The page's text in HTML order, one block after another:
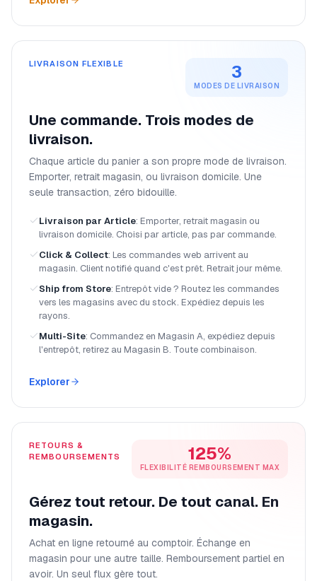
LIVRAISON FLEXIBLE 3
MODES DE LIVRAISON
Une commande. Trois modes de
livraison.
Chaque article du panier a son propre mode de livraison.
Emporter, retrait magasin, ou livraison domicile. Une
seule transaction, zéro bidouille.
Livraison par Article: Emporter, retrait magasin ou
livraison domicile. Choisi par article, pas par commande.
Click & Collect: Les commandes web arrivent au
magasin. Client notifié quand c'est prêt. Retrait jour même.
Ship from Store: Entrepôt vide ? Routez les commandes
vers les magasins avec du stock. Expédiez depuis les
rayons.
Multi-Site: Commandez en Magasin A, expédiez depuis
l'entrepôt, retirez au Magasin B. Toute combinaison.
Explorer
RETOURS &
REMBOURSEMENTS
125%
FLEXIBILITÉ REMBOURSEMENT MAX
Gérez tout retour. De tout canal. En
magasin.
Achat en ligne retourné au comptoir. Échange en
magasin pour une autre taille. Remboursement partiel en
avoir. Un seul flux gère tout.